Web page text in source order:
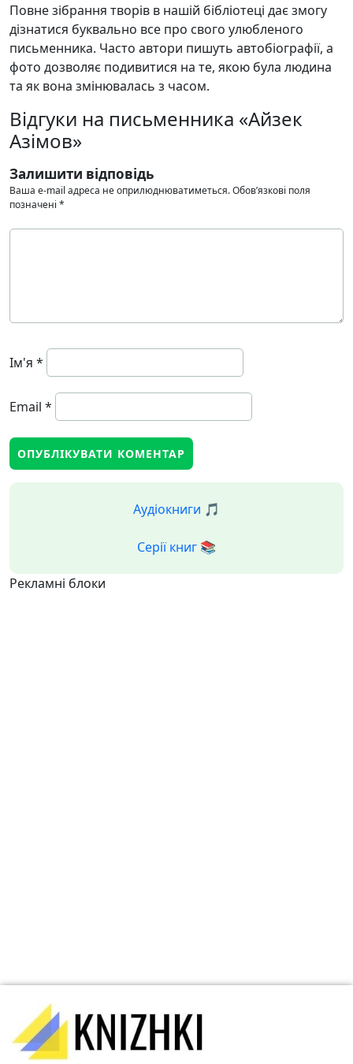
Повне зібрання творів в нашій бібліотеці дає змогу
дізнатися буквально все про свого улюбленого
письменника. Часто автори пишуть автобіографії, а
фото дозволяє подивитися на те, якою була людина
та як вона змінювалась з часом.
Відгуки на письменника «Айзек
Азімов»
Залишити відповідь
Ваша e-mail адреса не оприлюднюватиметься.Обов’язкові поля
позначені *
Ім'я *
Email *
Аудіокниги 🎵
Серії книг 📚
Рекламні блоки